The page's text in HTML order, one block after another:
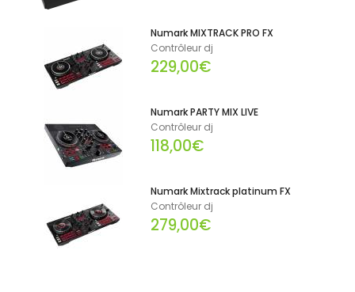
Numark MIXTRACK PRO FX
Contrôleur dj
229,00€
Numark PARTY MIX LIVE
Contrôleur dj
118,00€
Numark Mixtrack platinum FX
Contrôleur dj
279,00€